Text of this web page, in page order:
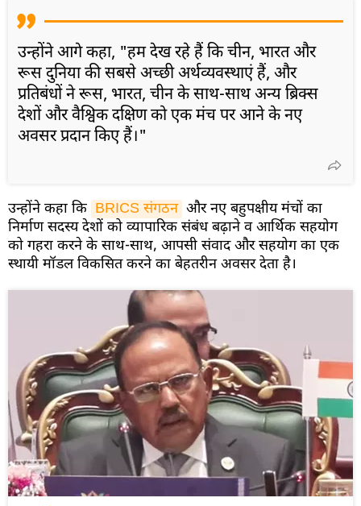
उन्होंने आगे कहा, "हम देख रहे हैं कि चीन, भारत और
रूस दुनिया की सबसे अच्छी अर्थव्यवस्थाएं हैं, और
प्रतिबंधों ने रूस, भारत, चीन के साथ-साथ अन्य ब्रिक्स
देशों और वैश्विक दक्षिण को एक मंच पर आने के नए
अवसर प्रदान किए हैं।"
उन्होंने कहा कि BRICS संगठन और नए बहुपक्षीय मंचों का
निर्माण सदस्य देशों को व्यापारिक संबंध बढ़ाने व आर्थिक सहयोग
को गहरा करने के साथ-साथ, आपसी संवाद और सहयोग का एक
स्थायी मॉडल विकसित करने का बेहतरीन अवसर देता है।